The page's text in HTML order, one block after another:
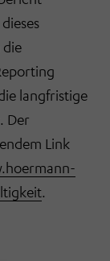
die
langfristige
Der
Link
.